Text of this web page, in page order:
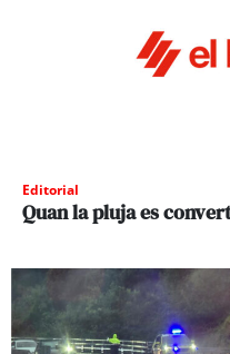
Editorial
Quan la pluja es